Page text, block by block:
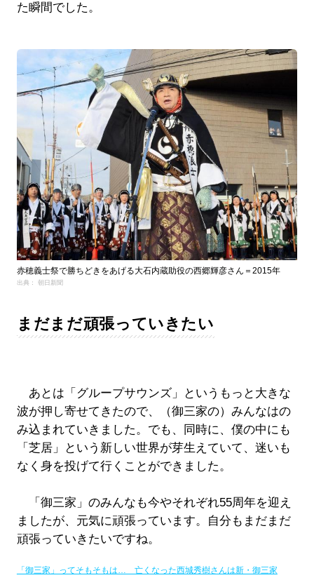
た瞬間でした。
赤穂義士祭で勝ちどきをあげる大石内蔵助役の西郷輝彦さん＝2015年
出典： 朝日新聞
まだまだ頑張っていきたい
あとは「グループサウンズ」というもっと大きな
波が押し寄せてきたので、（御三家の）みんなはの
み込まれていきました。でも、同時に、僕の中にも
「芝居」という新しい世界が芽生えていて、迷いも
なく身を投げて行くことができました。
「御三家」のみんなも今やそれぞれ55周年を迎え
ましたが、元気に頑張っています。自分もまだまだ
頑張っていきたいですね。
「御三家」ってそもそもは… 亡くなった西城秀樹さんは新・御三家